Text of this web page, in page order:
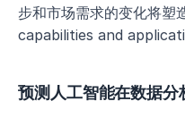
步和市场需求的变化将
capabilities and
预测人工智能在数据分